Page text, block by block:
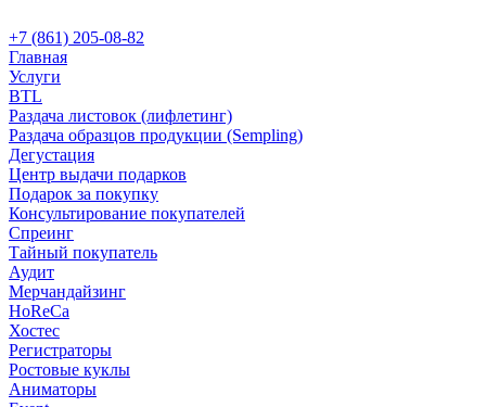
+7 (861) 205-08-82
Главная
Услуги
BTL
Раздача листовок (лифлетинг)
Раздача образцов продукции (Sempling)
Дегустация
Центр выдачи подарков
Подарок за покупку
Консультирование покупателей
Спреинг
Тайный покупатель
Аудит
Мерчандайзинг
HoReCa
Хостес
Регистраторы
Ростовые куклы
Аниматоры